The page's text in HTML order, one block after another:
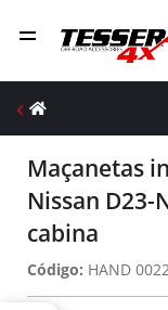
Maçanetas
Nissan D23-
cabina
Código: HAND